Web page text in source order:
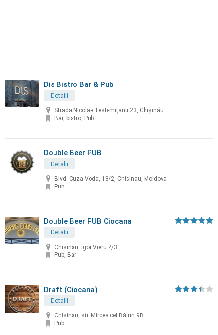
Dis Bistro Bar & Pub
Detalii
Strada Nicolae Testemițanu 23, Chișinău
Bar, bistro, Pub
Double Beer PUB
Detalii
Blvd. Cuza Voda, 18/2, Chisinau, Moldova
Pub
Double Beer PUB Ciocana
Detalii
Chisinau, Igor Vieru 2/3
Pub, Bar
Draft (Ciocana)
Detalii
Chisinau, str. Mircea cel Bătrîn 9B
Pub